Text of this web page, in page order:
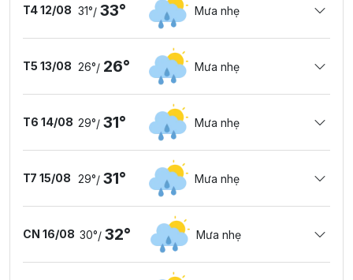
T4 12/08 31°/ 33° Mưa nhẹ
T5 13/08 26°/ 26° Mưa nhẹ
T6 14/08 29°/ 31° Mưa nhẹ
T7 15/08 29°/ 31° Mưa nhẹ
CN 16/08 30°/ 32° Mưa nhẹ